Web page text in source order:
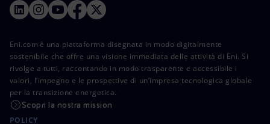
Eni.com è una piattaforma disegnata in modo digitalmente
sostenibile che offre una visione immediata delle attività di Eni. Si
rivolge a tutti, raccontando in modo trasparente e accessibile i
valori, l’impegno e le prospettive di un’impresa tecnologica globale
per la transizione energetica.
Scopri la nostra mission
POLICY